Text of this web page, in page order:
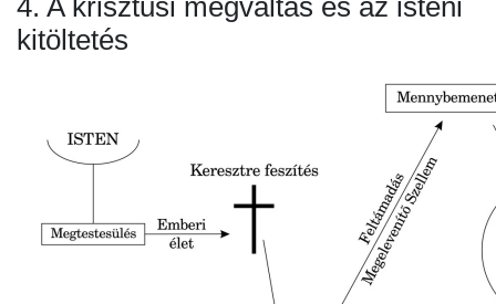
4. A krisztusi megváltás és az isteni
kitöltetés